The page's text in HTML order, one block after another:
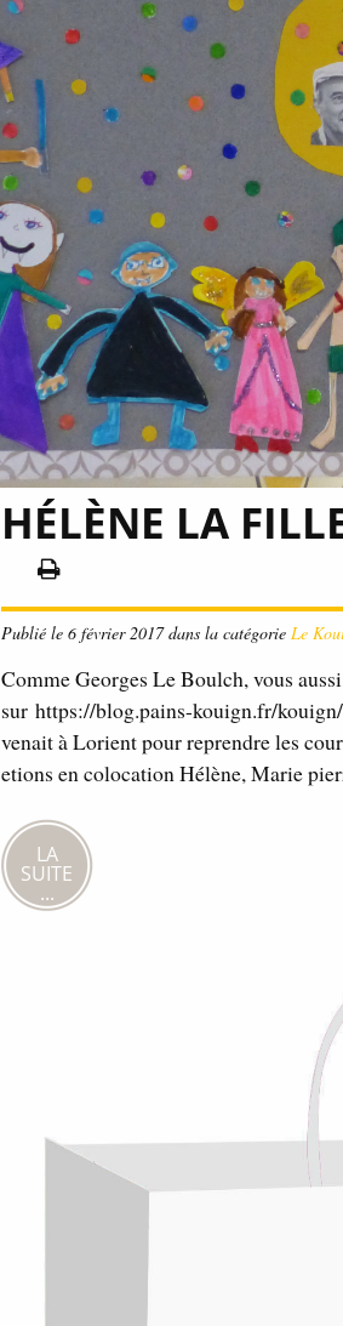
HÉLÈNE LA
Publié le 6 février 2017 dans la catégorie Le
Comme Georges Le Boulch, vous
sur https://blog.pains-kouign.fr/
venait à Lorient pour reprendre les
etions en colocation Hélène, Marie
LA
SUITE
...